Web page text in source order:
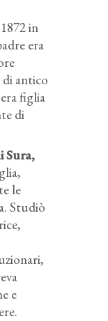
in
era
antico
figlia
di
Sura,
le
Studiò
e